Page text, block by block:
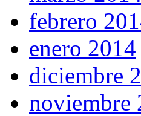
febrero
enero 2014
diciembre
noviembre